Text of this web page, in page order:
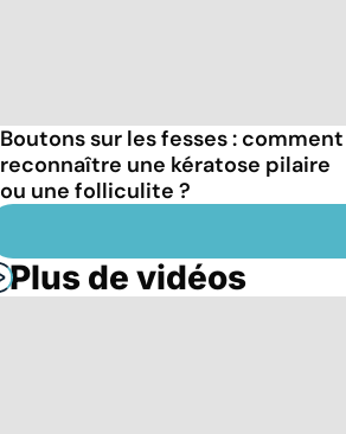
Boutons sur les fesses : comment
reconnaître une kératose pilaire
ou une folliculite ?
Plus de vidéos